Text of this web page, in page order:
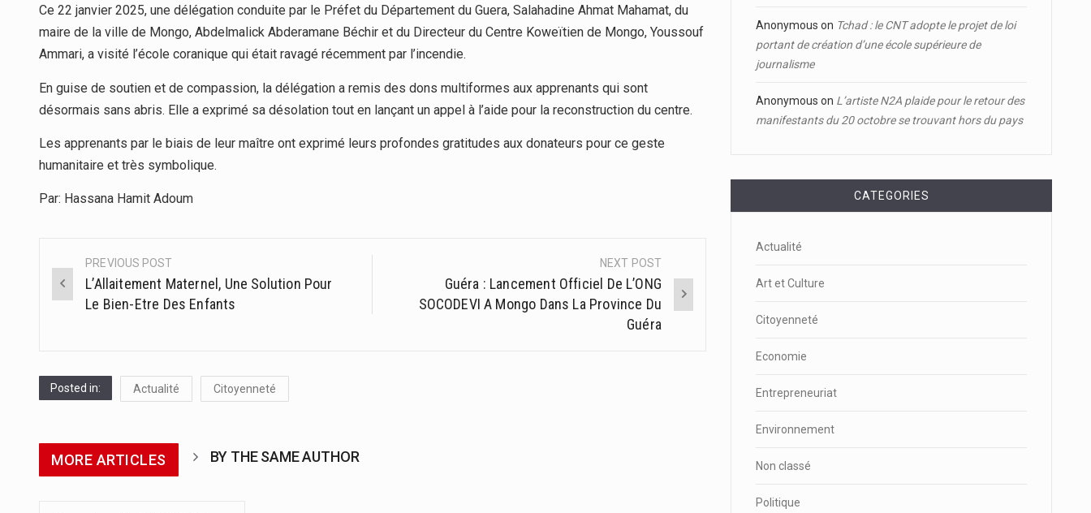
Ce 22 janvier 2025, une délégation conduite par le Préfet du Département du Guera, Salahadine Ahmat Mahamat, du
maire de la ville de Mongo, Abdelmalick Abderamane Béchir et du Directeur du Centre Koweïtien de Mongo, Youssouf
Ammari, a visité l’école coranique qui était ravagé récemment par l’incendie.
En guise de soutien et de compassion, la délégation a remis des dons multiformes aux apprenants qui sont
désormais sans abris. Elle a exprimé sa désolation tout en lançant un appel à l’aide pour la reconstruction du centre.
Les apprenants par le biais de leur maître ont exprimé leurs profondes gratitudes aux donateurs pour ce geste
humanitaire et très symbolique.
Par: Hassana Hamit Adoum
Post
navigation
PREVIOUS POST
L’Allaitement Maternel, Une Solution Pour
Le Bien-Etre Des Enfants
NEXT POST
Guéra : Lancement Officiel De L’ONG
SOCODEVI A Mongo Dans La Province Du
Guéra
Posted in: Actualité Citoyenneté
MORE ARTICLES BY THE SAME AUTHOR
Anonymous on Tchad : le CNT adopte le projet de loi
portant de création d’une école supérieure de
journalisme
Anonymous on L’artiste N2A plaide pour le retour des
manifestants du 20 octobre se trouvant hors du pays
CATEGORIES
Actualité
Art et Culture
Citoyenneté
Economie
Entrepreneuriat
Environnement
Non classé
Politique